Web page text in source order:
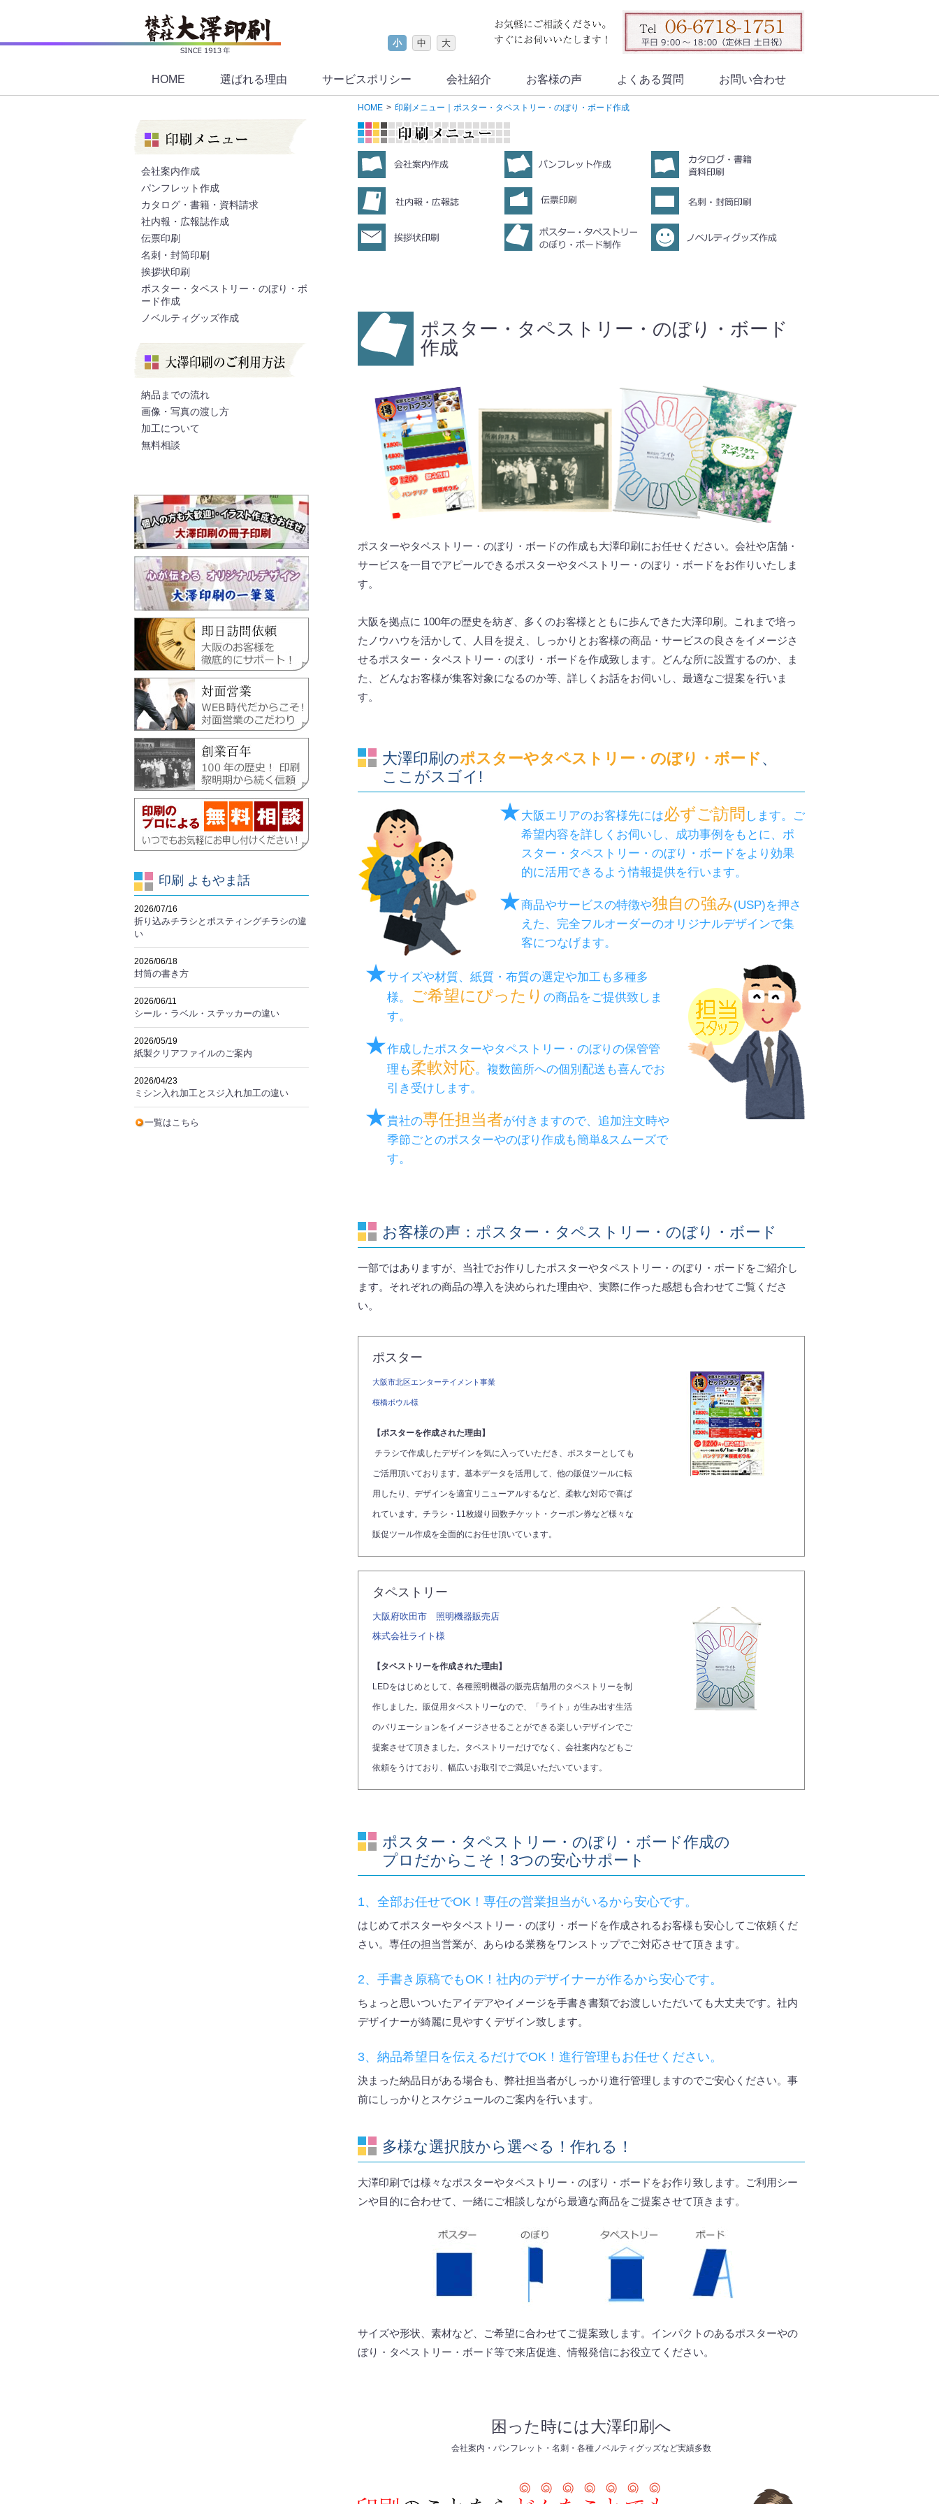
HOME 選ばれる理由 サービスポリシー 会社紹介 お客様の声 よくある質問 お問い合わせ
小 中 大
HOME 印刷メニュー｜ポスター・タペストリー・のぼり・ボード作成
ポスター・タペストリー・のぼり・ボード
作成
ポスターやタペストリー・のぼり・ボードの作成も大澤印刷にお任せください。会社や店舗・
サービスを一目でアピールできるポスターやタペストリー・のぼり・ボードをお作りいたしま
す。
大阪を拠点に 100年の歴史を紡ぎ、多くのお客様とともに歩んできた大澤印刷。これまで培っ
たノウハウを活かして、人目を捉え、しっかりとお客様の商品・サービスの良さをイメージさ
せるポスター・タペストリー・のぼり・ボードを作成致します。どんな所に設置するのか、ま
た、どんなお客様が集客対象になるのか等、詳しくお話をお伺いし、最適なご提案を行いま
す。
大澤印刷のポスターやタペストリー・のぼり・ボード、
ここがスゴイ!
★大阪エリアのお客様先には必ずご訪問 します。ご
希望内容を詳しくお伺いし、成功事例をもとに、ポ
スター・タペストリー・のぼり・ボードをより効果
的に活用できるよう情報提供を行います。
★商品やサービスの特徴や独自の強み(USP)を押さ
えた、完全フルオーダーのオリジナルデザインで集
客につなげます。
★サイズや材質、紙質・布質の選定や加工も多種多
様。
ご希望にぴったり の商品をご提供致しま
す。
★作成したポスターやタペストリー・のぼりの保管管
理も柔軟対応。複数箇所への個別配送も喜んでお
引き受けします。
★貴社の専任担当者が付きますので、追加注文時や
季節ごとのポスターやのぼり作成も簡単&スムーズで
す。
お客様の声：ポスター・タペストリー・のぼり・ボード
一部ではありますが、当社でお作りしたポスターやタペストリー・のぼり・ボードをご紹介し
ます。それぞれの商品の導入を決められた理由や、実際に作った感想も合わせてご覧くださ
い。
ポスター
大阪市北区エンターテイメント事業
桜橋ボウル様
【ポスターを作成された理由】
チラシで作成したデザインを気に入っていただき、ポスターとしても
ご活用頂いております。基本データを活用して、他の販促ツールに転
用したり、デザインを適宜リニューアルするなど、柔軟な対応で喜ば
れています。チラシ・11枚綴り回数チケット・クーポン券など様々な
販促ツール作成を全面的にお任せ頂いています。
タペストリー
大阪府吹田市 照明機器販売店
株式会社ライト 様
【タペストリーを作成された理由】
LEDをはじめとして、各種照明機器の販売店舗用のタペストリーを制
作しました。販促用タペストリーなので、「ライト」が生み出す生活
のバリエーションをイメージさせることができる楽しいデザインでご
提案させて頂きました。タペストリーだけでなく、会社案内などもご
依頼をうけており、幅広いお取引でご満足いただいています。
ポスター・タペストリー・のぼり・ボード作成の
プロだからこそ！3つの安心サポート
1、全部お任せでOK！専任の営業担当がいるから安心です。
はじめてポスターやタペストリー・のぼり・ボードを作成されるお客様も安心してご依頼くだ
さい。専任の担当営業が、あらゆる業務をワンストップでご対応させて頂きます。
2、手書き原稿でもOK！社内のデザイナーが作るから安心です。
ちょっと思いついたアイデアやイメージを手書き書類でお渡しいただいても大丈夫です。社内
デザイナーが綺麗に見やすくデザイン致します。
3、納品希望日を伝えるだけでOK！進行管理もお任せください。
決まった納品日がある場合も、弊社担当者がしっかり進行管理しますのでご安心ください。事
前にしっかりとスケジュールのご案内を行います。
多様な選択肢から選べる！作れる！
大澤印刷では様々なポスターやタペストリー・のぼり・ボードをお作り致します。ご利用シー
ンや目的に合わせて、一緒にご相談しながら最適な商品をご提案させて頂きます。
サイズや形状、素材など、ご希望に合わせてご提案致します。インパクトのあるポスターやの
ぼり・タペストリー・ボード等で来店促進、情報発信にお役立てください。
困った時には大澤印刷へ
会社案内・パンフレット・名刺・各種ノベルティグッズなど実績多数
会社案内作成
パンフレット作成
カタログ・書籍・資料請求
社内報・広報誌作成
伝票印刷
名刺・封筒印刷
挨拶状印刷
ポスター・タペストリー・のぼり・ボ
ード作成
ノベルティグッズ作成
納品までの流れ
画像・写真の渡し方
加工について
無料相談
印刷 よもやま話
2026/07/16
折り込みチラシとポスティングチラシの違
い
2026/06/18
封筒の書き方
2026/06/11
シール・ラベル・ステッカーの違い
2026/05/19
紙製クリアファイルのご案内
2026/04/23
ミシン入れ加工とスジ入れ加工の違い
一覧はこちら